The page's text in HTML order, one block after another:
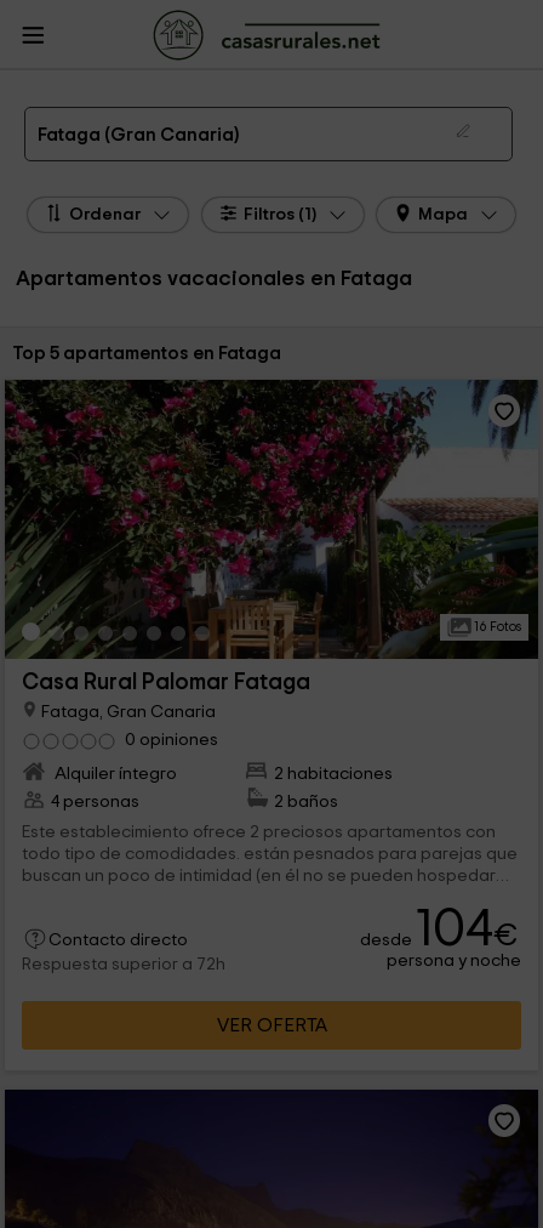
Casas Rurales
Apartamentos Gran Canaria
Apartamentos Fataga
Apartamentos de alquiler en Fataga
Fataga (Gran Canaria)
Ordenar Filtros (1) Mapa
Apartamentos vacacionales en Fataga
Ordenar por:
Top 5 apartamentos en Fataga
16 Fotos
Casa Rural Palomar Fataga
Fataga, Gran Canaria
0 opiniones
Alquiler íntegro
2 habitaciones
4 personas
2 baños
Este establecimiento ofrece 2 preciosos apartamentos con
todo tipo de comodidades. están pesnados para parejas que
buscan un poco de intimidad (en él no se pueden hospedar
todo tipo de comodidades, un baño amplio de diseño con
ducha, una pequeña sala de estar con TV. En el exterior
contaremos con varias zonas ajardinadas donde relajarnos al
internet.
Contacto directo
Respuesta superior a 72h
desde 104€
persona y noche
VER OFERTA